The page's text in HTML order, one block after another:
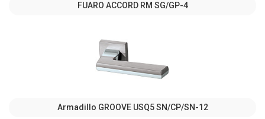
FUARO ACCORD RM SG/GP-4
Armadillo GROOVE USQ5 SN/СР/SN-12